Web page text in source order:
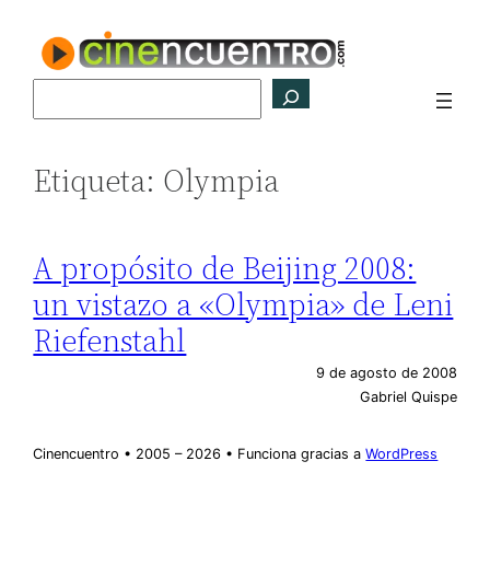
contenido
Etiqueta: Olympia
A propósito de Beijing 2008:
un vistazo a «Olympia» de Leni
Riefenstahl
9 de agosto de 2008
Gabriel Quispe
Cinencuentro • 2005 – 2026 • Funciona gracias aWordPress